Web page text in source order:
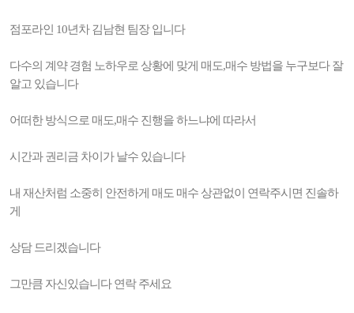
점포라인 10년차 김남현 팀장 입니다
다수의 계약 경험 노하우로 상황에 맞게 매도,매수 방법을 누구보다 잘
알고 있습니다
어떠한 방식으로 매도,매수 진행을 하느냐에 따라서
시간과 권리금 차이가 날수 있습니다
내 재산처럼 소중히 안전하게 매도 매수 상관없이 연락주시면 진솔하
게
상담 드리겠습니다
그만큼 자신있습니다 연락 주세요